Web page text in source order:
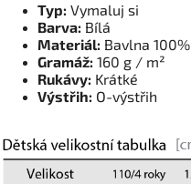
Typ: Vymaluj si
Barva: Bílá
Materiál: Bavlna 100%
Gramáž: 160 g / m²
Rukávy: Krátké
Výstřih: O-výstřih